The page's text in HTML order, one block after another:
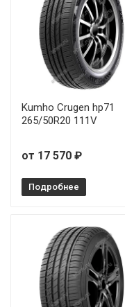
Kumho Crugen hp71
265/50R20 111V
от 17 570 ₽
Подробнее